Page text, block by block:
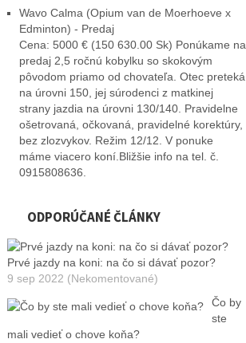
Wavo Calma (Opium van de Moerhoeve x
Edminton) - Predaj
Cena: 5000 € (150 630.00 Sk) Ponúkame na
predaj 2,5 ročnú kobylku so skokovým
pôvodom priamo od chovateľa. Otec preteká
na úrovni 150, jej súrodenci z matkinej
strany jazdia na úrovni 130/140. Pravidelne
ošetrovaná, očkovaná, pravidelné korektúry,
bez zlozvykov. Režim 12/12. V ponuke
máme viacero koní.Bližšie info na tel. č.
0915808636.
ODPORÚČANÉ ČLÁNKY
Prvé jazdy na koni: na čo si dávať pozor?
9 sep 2022 (Nekomentované)
Čo by
ste
mali vedieť o chove koňa?